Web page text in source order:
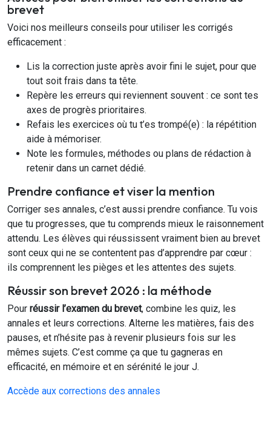
brevet
Voici nos meilleurs conseils pour utiliser les corrigés
efficacement :
Lis la correction juste après avoir fini le sujet, pour que
tout soit frais dans ta tête.
Repère les erreurs qui reviennent souvent : ce sont tes
axes de progrès prioritaires.
Refais les exercices où tu t’es trompé(e) : la répétition
aide à mémoriser.
Note les formules, méthodes ou plans de rédaction à
retenir dans un carnet dédié.
Prendre confiance et viser la mention
Corriger ses annales, c’est aussi prendre confiance. Tu vois
que tu progresses, que tu comprends mieux le raisonnement
attendu. Les élèves qui réussissent vraiment bien au brevet
sont ceux qui ne se contentent pas d’apprendre par cœur :
ils comprennent les pièges et les attentes des sujets.
Réussir son brevet 2026 : la méthode
Pour réussir l’examen du brevet, combine les quiz, les
annales et leurs corrections. Alterne les matières, fais des
pauses, et n’hésite pas à revenir plusieurs fois sur les
mêmes sujets. C’est comme ça que tu gagneras en
efficacité, en mémoire et en sérénité le jour J.
Accède aux corrections des annales